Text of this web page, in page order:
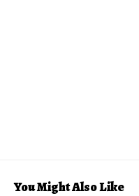
You Might Also Like